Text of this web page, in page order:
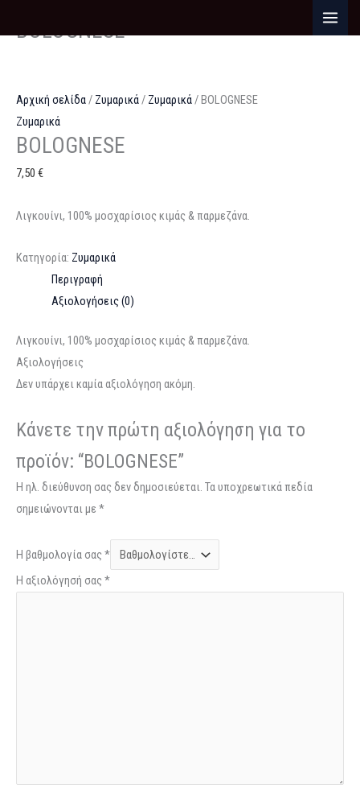
BOLOGNESE
Αρχική σελίδα/ Ζυμαρικά/ Ζυμαρικά/ BOLOGNESE
Ζυμαρικά
BOLOGNESE
7,50 €
Λιγκουίνι, 100% μοσχαρίσιος κιμάς & παρμεζάνα.
Κατηγορία: Ζυμαρικά
Περιγραφή
Αξιολογήσεις (0)
Λιγκουίνι, 100% μοσχαρίσιος κιμάς & παρμεζάνα.
Αξιολογήσεις
Δεν υπάρχει καμία αξιολόγηση ακόμη.
Κάνετε την πρώτη αξιολόγηση για το
προϊόν: “BOLOGNESE”
Η ηλ. διεύθυνση σας δεν δημοσιεύεται. Τα υποχρεωτικά πεδία
σημειώνονται με *
Η βαθμολογία σας *
Η αξιολόγησή σας *